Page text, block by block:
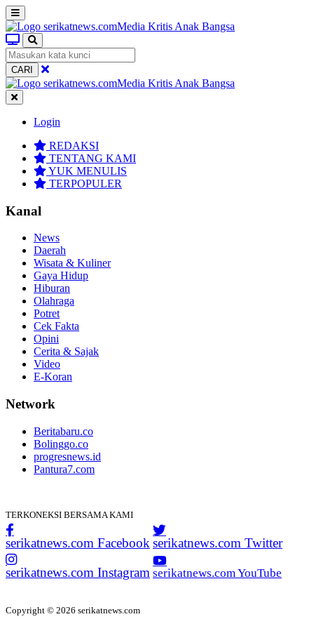
CARI
Login
REDAKSI
TENTANG KAMI
YUK MENULIS
TERPOPULER
Kanal
News
Daerah
Wisata & Kuliner
Gaya Hidup
Hiburan
Olahraga
Potret
Cek Fakta
Opini
Cerita & Sajak
Video
E-Koran
Network
Beritabaru.co
Bolinggo.co
progresnews.id
Pantura7.com
TERKONEKSI BERSAMA KAMI
serikatnews.com Facebook serikatnews.com Twitter
serikatnews.com Instagram serikatnews.com YouTube
Copyright © 2026 serikatnews.com